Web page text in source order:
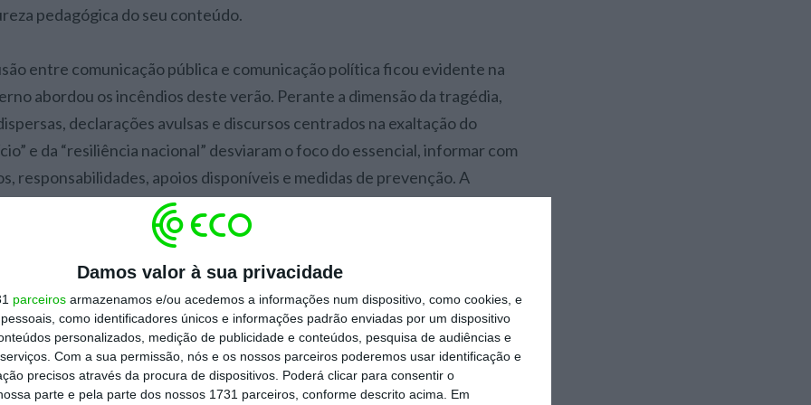
Damos valor à sua privacidade
parceiros armazenamos e/ou acedemos a informações num dispositivo, como cookies, e
como identificadores únicos e informações padrão enviadas por um dispositivo
personalizados, medição de publicidade e conteúdos, pesquisa de audiências e
Com a sua permissão, nós e os nossos parceiros poderemos usar identificação e
precisos através da procura de dispositivos. Poderá clicar para consentir o
parte e pela parte dos nossos 1731 parceiros, conforme descrito acima. Em
pedagógica do seu conteúdo.
entre comunicação pública e comunicação política ficou evidente na
abordou os incêndios deste verão. Perante a dimensão da tragédia,
declarações avulsas e discursos centrados na exaltação do
e da “resiliência nacional” desviaram o foco do essencial, informar com
responsabilidades, apoios disponíveis e medidas de prevenção. A
claro e estruturado alimentou perceções de improviso, expôs
e reduziu a comunicação pública a instrumento de narrativa
comunicação política de comunicação pública. A primeira serve ciclos
estratégicos; a segunda deve servir o cidadão, garantindo o
social, sobretudo quando estão em causa alterações ou restrições